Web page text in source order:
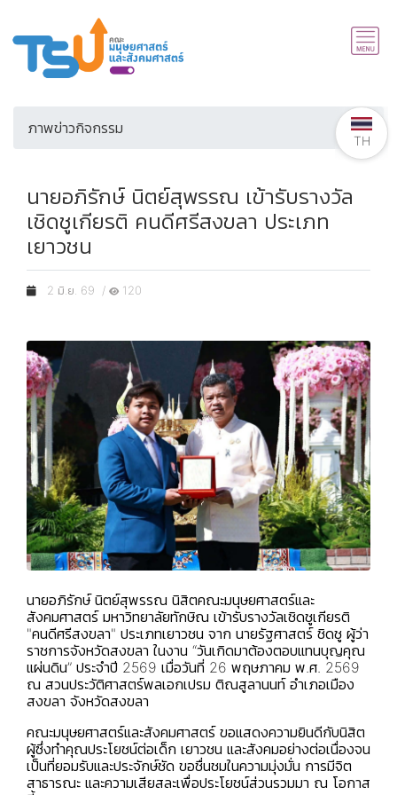
ภาพข่าวกิจกรรม
นายอภิรักษ์ นิตย์สุพรรณ เข้ารับรางวัล
เชิดชูเกียรติ คนดีศรีสงขลา ประเภท
เยาวชน
2 มิ.ย. 69 / 120
นายอภิรักษ์ นิตย์สุพรรณ นิสิตคณะมนุษยศาสตร์และ
สังคมศาสตร์ มหาวิทยาลัยทักษิณ เข้ารับรางวัลเชิดชูเกียรติ
"คนดีศรีสงขลา" ประเภทเยาวชน จาก นายรัฐศาสตร์ ชิดชู ผู้ว่า
ราชการจังหวัดสงขลา ในงาน “วันเกิดมาต้องตอบแทนบุญคุณ
แผ่นดิน” ประจำปี 2569 เมื่อวันที่ 26 พฤษภาคม พ.ศ. 2569
ณ สวนประวัติศาสตร์พลเอกเปรม ติณสูลานนท์ อำเภอเมือง
สงขลา จังหวัดสงขลา
คณะมนุษยศาสตร์และสังคมศาสตร์ ขอแสดงความยินดีกับนิสิต
ผู้ซึ่งทำคุณประโยชน์ต่อเด็ก เยาวชน และสังคมอย่างต่อเนื่องจน
เป็นที่ยอมรับและประจักษ์ชัด ขอชื่นชมในความมุ่งมั่น การมีจิต
สาธารณะ และความเสียสละเพื่อประโยชน์ส่วนรวมมา ณ โอกาส
TH